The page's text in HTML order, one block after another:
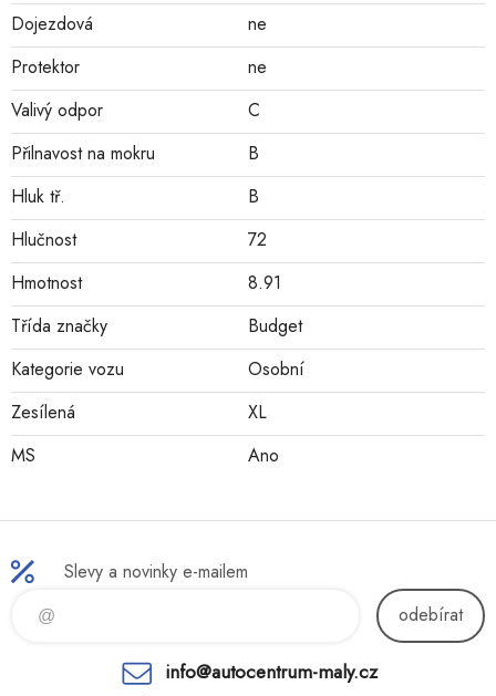
Dojezdová
ne
Protektor
ne
Valivý odpor
C
Přilnavost na mokru
B
Hluk tř.
B
Hlučnost
72
Hmotnost
8.91
Třída značky
Budget
Kategorie vozu
Osobní
Zesílená
XL
MS
Ano
Slevy a novinky e-mailem
odebírat
info@autocentrum-maly.cz